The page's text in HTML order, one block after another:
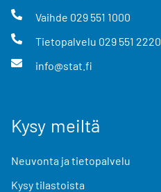
Vaihde 029 551 1000
Tietopalvelu 029 551 2220
info@stat.fi
Kysy meiltä
Neuvonta ja tietopalvelu
Kysy tilastoista